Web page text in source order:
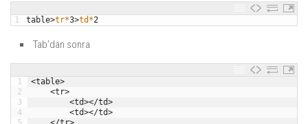
1 table>tr*3>td*2
Tab’dan sonra
1
2
3
4
<table>
<tr>
<td></td>
<td></td>